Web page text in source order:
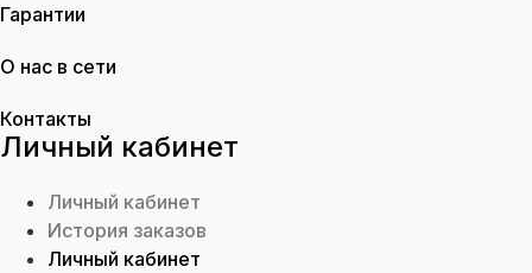
Гарантии
О нас в сети
Контакты
Личный кабинет
Личный кабинет
История заказов
Личный кабинет